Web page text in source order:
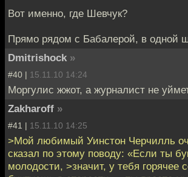
Вот именно, где Шевчук?
Прямо рядом с Бабалерой, в одной
Dmitrishock »
#40 | 15.11.10 14:24
Моргулис жжот, а журналист не
Zakharoff »
#41 | 15.11.10 14:25
>Мой любимый Уинстон Черчилль
сказал по этому поводу: «Если ты
молодости, >значит, у тебя горячее